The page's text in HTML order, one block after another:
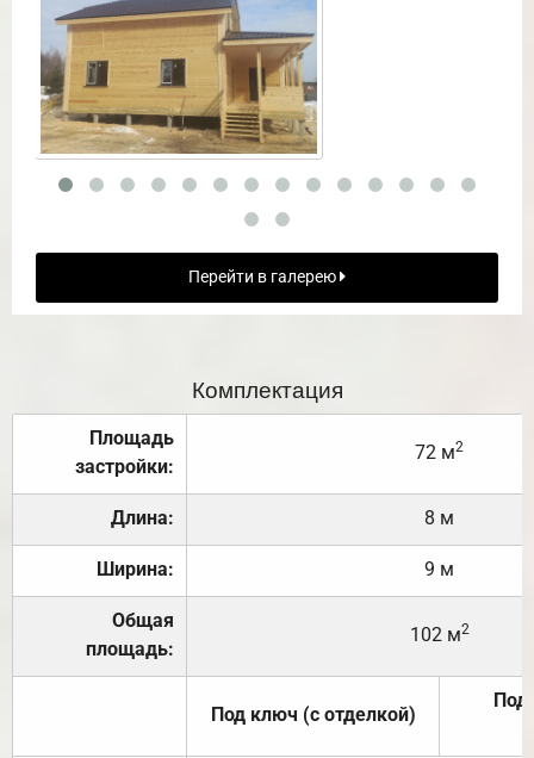
Перейти в галерею
Комплектация
Площадь
застройки:
72 м2
Длина: 8 м
Ширина: 9 м
Общая
площадь:
102 м2
Под ключ (с отделкой)
Под